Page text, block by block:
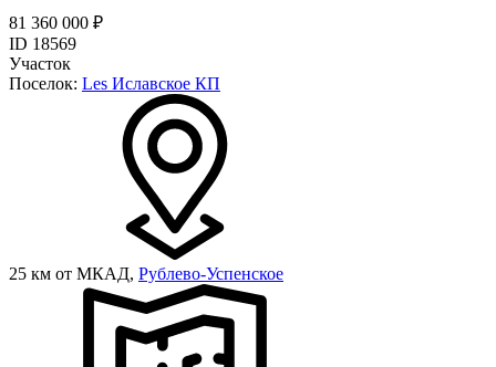
81 360 000 ₽
ID 18569
Участок
Поселок: Les Иславское КП
25 км от МКАД, Рублево-Успенское